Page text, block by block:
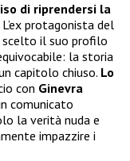
di riprendersi la
protagonista del
scelto il suo profilo
la storia
capitolo chiuso. Lo
con Ginevra
comunicato
la verità nuda e
impazzire i